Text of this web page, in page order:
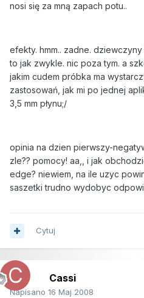
nosi się za mną zapach potu..
efekty. hmm.. zadne.
to jak zwykle. nic poza tym. a
jakim cudem próbka ma
zastosowań, jak mi po jednej
3,5 mm płynu;/
opinia na dzien pierwszy-
zle?? pomocy! aa,, i jak
edge? niewiem, na ile uzyc
saszetki trudno wydobyc
Cytuj
Cassi
Napisano 16 Maj 2008